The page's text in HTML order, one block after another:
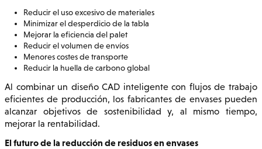
Reducir el uso excesivo de materiales
Minimizar el desperdicio de la tabla
Mejorar la eficiencia del palet
Reducir el volumen de envíos
Menores costes de transporte
Reducir la huella de carbono global
Al combinar un diseño CAD inteligente con flujos de trabajo
eficientes de producción, los fabricantes de envases pueden
alcanzar objetivos de sostenibilidad y, al mismo tiempo,
mejorar la rentabilidad.
El futuro de la reducción de residuos en envases